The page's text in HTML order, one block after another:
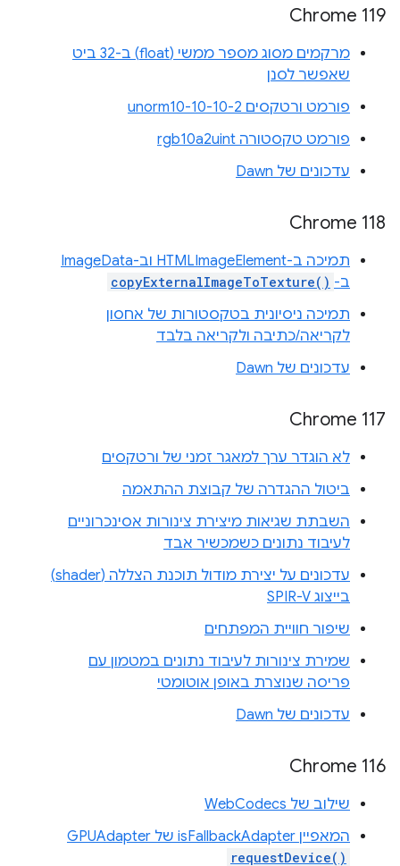
Chrome 119
מרקמים מסוג מספר ממשי (float) ב-32 ביט
שאפשר לסנן
פורמט ורטקסים unorm10-10-10-2
פורמט טקסטורה rgb10a2uint
עדכונים של Dawn
Chrome 118
תמיכה ב-HTMLImageElement וב-ImageData
ב- copyExternalImageToTexture()
תמיכה ניסיונית בטקסטורות של אחסון
לקריאה/כתיבה ולקריאה בלבד
עדכונים של Dawn
Chrome 117
לא הוגדר ערך למאגר זמני של ורטקסים
ביטול ההגדרה של קבוצת ההתאמה
השבתת שגיאות מיצירת צינורות אסינכרוניים
לעיבוד נתונים כשמכשיר אבד
עדכונים על יצירת מודול תוכנת הצללה (shader)
בייצוג SPIR-V
שיפור חוויית המפתחים
שמירת צינורות לעיבוד נתונים במטמון עם
פריסה שנוצרת באופן אוטומטי
עדכונים של Dawn
Chrome 116
שילוב של WebCodecs
המאפיין isFallbackAdapter של ‎GPUAdapter
requestDevice()